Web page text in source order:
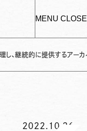
MENU CLOSE
供するアーカイブサイトです
2022.10.26